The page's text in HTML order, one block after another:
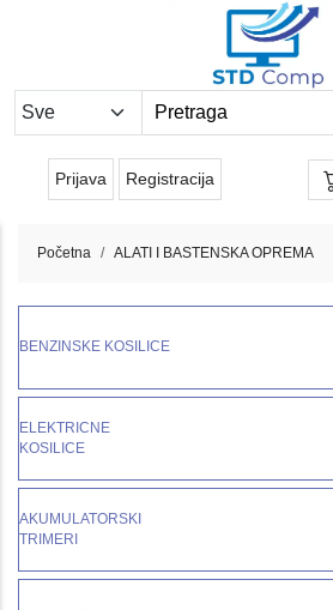
Prijava Registracija
Početna ALATI I BASTENSKA OPREMA
BENZINSKE KOSILICE
ELEKTRICNE
KOSILICE
AKUMULATORSKI
TRIMERI